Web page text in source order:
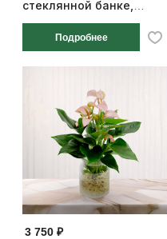
стеклянной банке,
диаметр горшка 14 см,
высота 25 см
Подробнее
3 750 ₽